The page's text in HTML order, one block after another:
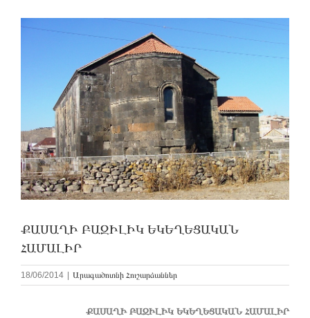
ՔԱՍԱՂԻ ԲԱԶԻԼԻԿ ԵԿԵՂԵՑԱԿԱՆ
ՀԱՄԱԼԻՐ
18/06/2014 | Արագածոտնի Հուշարձաններ
ՔԱՍԱՂԻ ԲԱԶԻԼԻԿ ԵԿԵՂԵՑԱԿԱՆ ՀԱՄԱԼԻՐ